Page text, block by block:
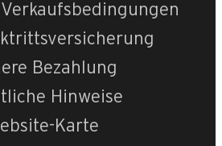
Bezahlung
Hinweise
Karte